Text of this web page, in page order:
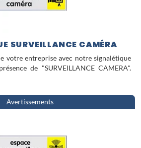
SURVEILLANCE CAMÉRA
votre entreprise avec notre signalétique
de "SURVEILLANCE CAMERA".
Avertissements